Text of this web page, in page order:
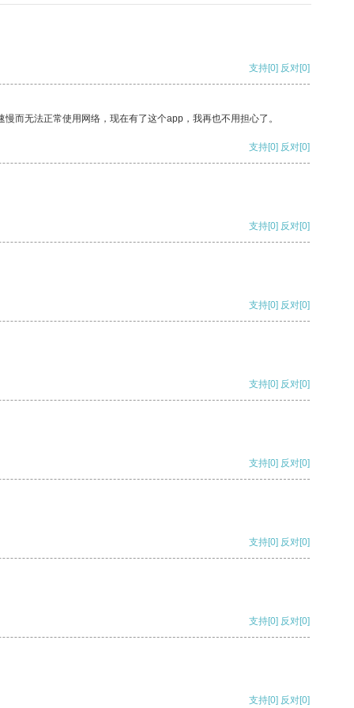
支持[0] 反对[0]
而无法正常使用网络，现在有了这个app，我再也不用担心了。
支持[0] 反对[0]
支持[0] 反对[0]
支持[0] 反对[0]
支持[0] 反对[0]
支持[0] 反对[0]
支持[0] 反对[0]
支持[0] 反对[0]
支持[0] 反对[0]